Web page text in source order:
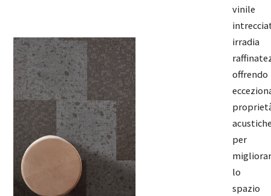
vinile
irradia
offrendo
per
lo
spazio